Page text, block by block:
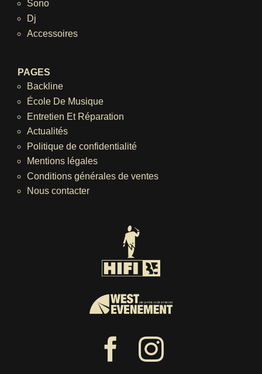
Sono
Dj
Accessoires
PAGES
Backline
École De Musique
Entretien Et Réparation
Actualités
Politique de confidentialité
Mentions légales
Conditions générales de ventes
Nous contacter